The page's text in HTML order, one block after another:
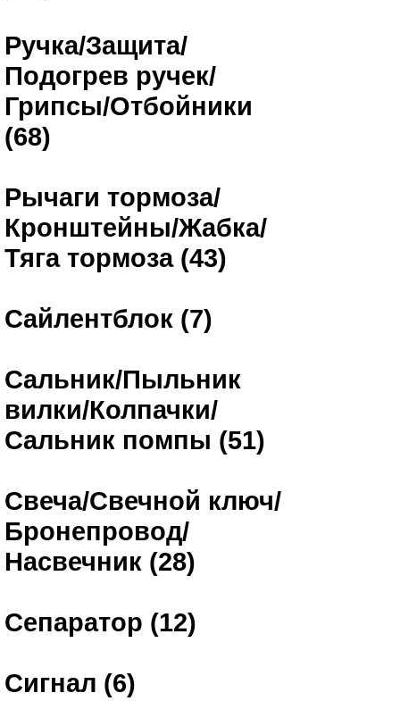
Ручка/Защита/
Подогрев ручек/
Грипсы/Отбойники
(68)
Рычаги тормоза/
Кронштейны/Жабка/
Тяга тормоза (43)
Сайлентблок (7)
Сальник/Пыльник
вилки/Колпачки/
Сальник помпы (51)
Свеча/Свечной ключ/
Бронепровод/
Насвечник (28)
Сепаратор (12)
Сигнал (6)